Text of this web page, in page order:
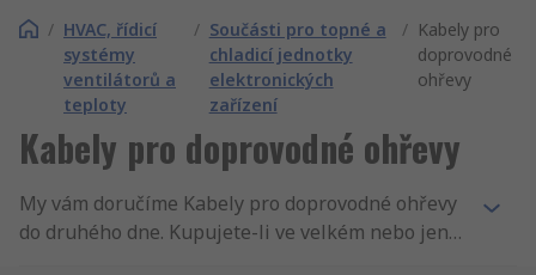
/ HVAC, řídicí
systémy
ventilátorů a
teploty
/ Součásti pro topné a
chladicí jednotky
elektronických
zařízení
/ Kabely pro
doprovodné
ohřevy
Kabely pro doprovodné ohřevy
My vám doručíme Kabely pro doprovodné ohřevy
do druhého dne. Kupujete-li ve velkém nebo jen